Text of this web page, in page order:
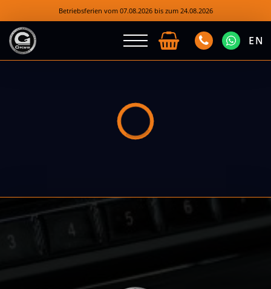
Betriebsferien vom 07.08.2026 bis zum 24.08.2026
EN